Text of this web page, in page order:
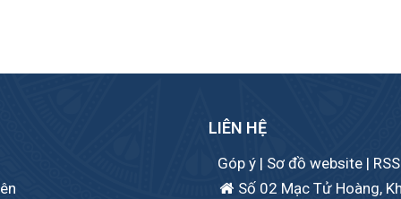
LIÊN HỆ
Góp ý | Sơ đồ website | RSS
Số 02 Mạc Tử Hoàng,